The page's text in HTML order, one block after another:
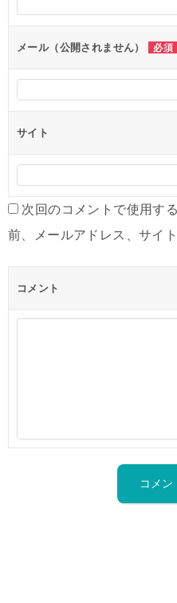
ョ
ンメール（公開されません） 必須
サイト
次回のコメントで使用す
前、メールアドレス、サイ
コメント